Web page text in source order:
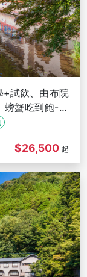
+試飲、由布院
螃蟹吃到飽-台
$26,500 起